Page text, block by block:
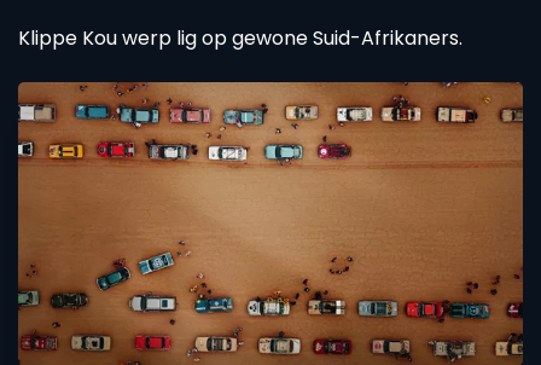
Klippe Kou werp lig op gewone Suid-Afrikaners.